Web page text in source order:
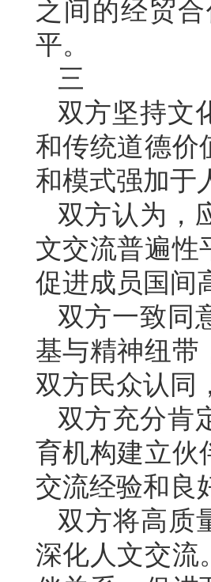
之间的经贸
平。
三
双方坚持文
和传统道德价
和模式强加于
双方认为，
文交流普遍性
促进成员国间
双方一致同
基与精神纽带
双方民众认同
双方充分肯
育机构建立伙
交流经验和良
双方将高质
深化人文交流